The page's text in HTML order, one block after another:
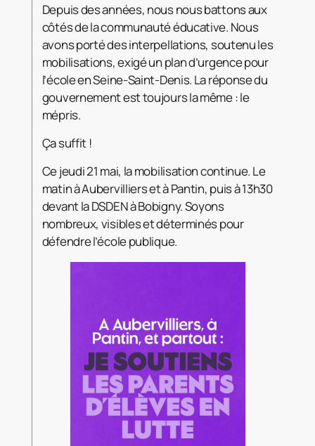
Depuis des années, nous nous battons aux
côtés de la communauté éducative. Nous
avons porté des interpellations, soutenu les
mobilisations, exigé un plan d’urgence pour
l’école en Seine-Saint-Denis. La réponse du
gouvernement est toujours la même : le
mépris.
Ça suffit !
Ce jeudi 21 mai, la mobilisation continue. Le
matin à Aubervilliers et à Pantin, puis à 13h30
devant la DSDEN à Bobigny. Soyons
nombreux, visibles et déterminés pour
défendre l’école publique.